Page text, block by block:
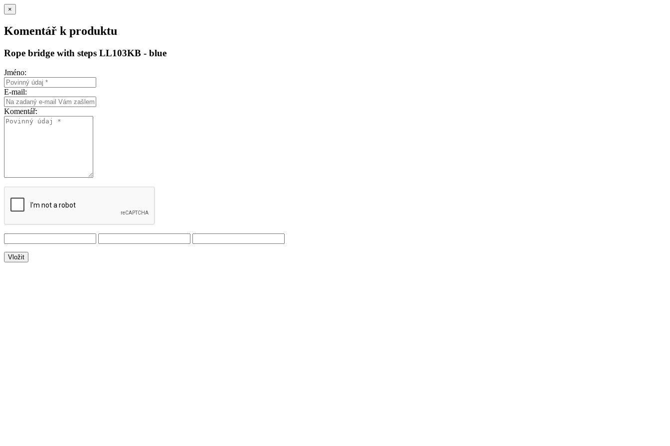
×
Komentář k produktu
Rope bridge with steps LL103KB - blue
Jméno:
E-mail:
Komentář: